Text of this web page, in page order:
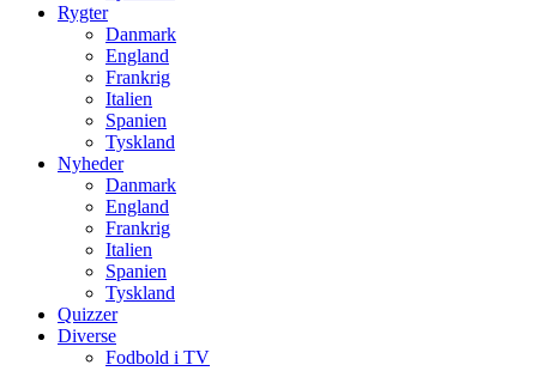
Rygter
Danmark
England
Frankrig
Italien
Spanien
Tyskland
Nyheder
Danmark
England
Frankrig
Italien
Spanien
Tyskland
Quizzer
Diverse
Fodbold i TV